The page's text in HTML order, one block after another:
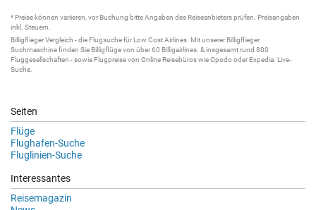
* Preise können variieren, vor Buchung bitte Angaben des Reiseanbieters prüfen. Preisangaben
inkl. Steuern.
BilligfliegerVergleich - die Flugsuchefür Low Cost Airlines. Mit unsererBilligflieger
Suchmaschinefinden Sie Billigflügevon über 60 Billigairlines . & insgesamt rund 800
Fluggesellschaften - sowie Flugpreise von Online Reisebüros wie Opodo oder Expedia. Live-
Suche
Seiten
Flüge
Flughafen-Suche
Fluglinien-Suche
Interessantes
Reisemagazin